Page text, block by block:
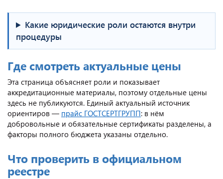
Какие юридические роли остаются внутри
процедуры
Где смотреть актуальные цены
Эта страница объясняет роли и показывает
аккредитационные материалы, поэтому отдельные цены
здесь не публикуются. Единый актуальный источник
ориентиров — прайс ГОСТСЕРТГРУПП: в нём
добровольные и обязательные сертификаты разделены, а
факторы полного бюджета указаны отдельно.
Что проверить в официальном
реестре